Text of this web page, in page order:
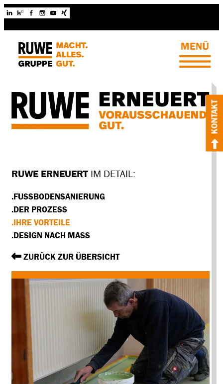
KONTAKT
RUWE ERNEUERT IM DETAIL:
.FUSSBODENSANIERUNG
.DER PROZESS
.IHRE VORTEILE
.DESIGN NACH MASS
ZURÜCK ZUR ÜBERSICHT